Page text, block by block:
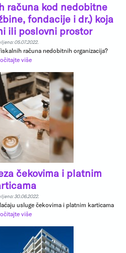
računa kod nedobitne
fondacije i dr.) koja
ili poslovni prostor
05.07.2022.
računa nedobitnih organizacija?
više
čekovima i platnim
30.06.2022.
usluge čekovima i platnim karticama
više